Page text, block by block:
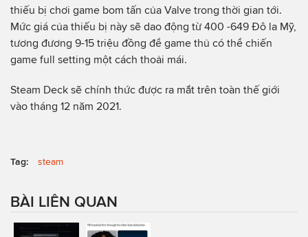
thiếu bị chơi game bom tấn của Valve trong thời gian tới.
Mức giá của thiếu bị này sẽ dao động từ 400 -649 Đô la Mỹ,
tương đương 9-15 triệu đồng để game thủ có thể chiến
game full setting một cách thoải mái.
Steam Deck sẽ chính thức được ra mắt trên toàn thế giới
vào tháng 12 năm 2021.
Tag: steam
BÀI LIÊN QUAN